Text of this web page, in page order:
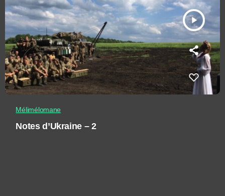
play_arrow
Mélimélomane
Notes d’Ukraine – 2